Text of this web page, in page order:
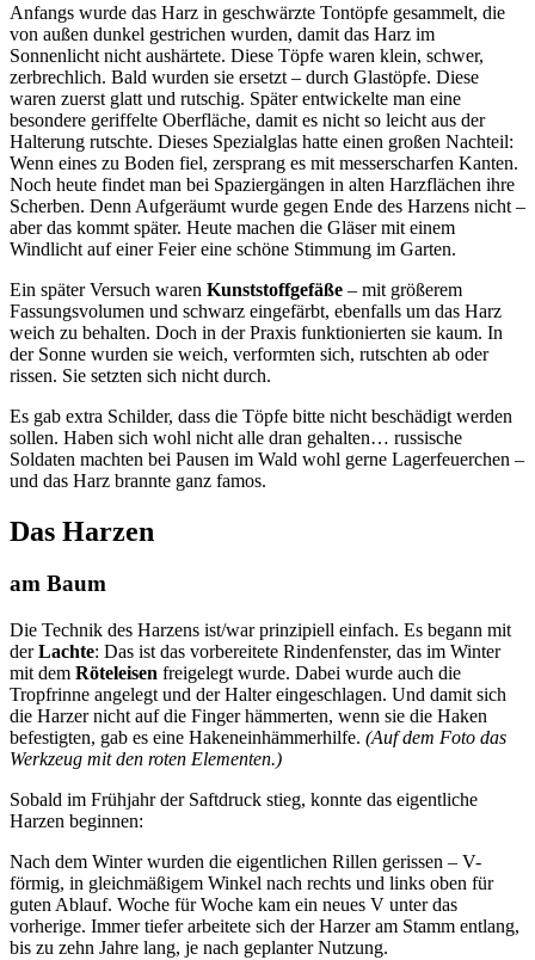
Anfangs wurde das Harz in geschwärzte Tontöpfe gesammelt, die
von außen dunkel gestrichen wurden, damit das Harz im
Sonnenlicht nicht aushärtete. Diese Töpfe waren klein, schwer,
zerbrechlich. Bald wurden sie ersetzt – durch Glastöpfe. Diese
waren zuerst glatt und rutschig. Später entwickelte man eine
besondere geriffelte Oberfläche, damit es nicht so leicht aus der
Halterung rutschte. Dieses Spezialglas hatte einen großen Nachteil:
Wenn eines zu Boden fiel, zersprang es mit messerscharfen Kanten.
Noch heute findet man bei Spaziergängen in alten Harzflächen ihre
Scherben. Denn Aufgeräumt wurde gegen Ende des Harzens nicht –
aber das kommt später. Heute machen die Gläser mit einem
Windlicht auf einer Feier eine schöne Stimmung im Garten.
Ein später Versuch waren Kunststoffgefäße – mit größerem
Fassungsvolumen und schwarz eingefärbt, ebenfalls um das Harz
weich zu behalten. Doch in der Praxis funktionierten sie kaum. In
der Sonne wurden sie weich, verformten sich, rutschten ab oder
rissen. Sie setzten sich nicht durch.
Es gab extra Schilder, dass die Töpfe bitte nicht beschädigt werden
sollen. Haben sich wohl nicht alle dran gehalten… russische
Soldaten machten bei Pausen im Wald wohl gerne Lagerfeuerchen –
und das Harz brannte ganz famos.
Das Harzen
am Baum
Die Technik des Harzens ist/war prinzipiell einfach. Es begann mit
derLachte: Das ist das vorbereitete Rindenfenster, das im Winter
mit dem Röteleisen freigelegt wurde. Dabei wurde auch die
Tropfrinne angelegt und der Halter eingeschlagen. Und damit sich
die Harzer nicht auf die Finger hämmerten, wenn sie die Haken
befestigten, gab es eine Hakeneinhämmerhilfe. (Auf dem Foto das
Werkzeug mit den roten Elementen.)
Sobald im Frühjahr der Saftdruck stieg, konnte das eigentliche
Harzen beginnen:
Nach dem Winter wurden die eigentlichen Rillen gerissen – V-
förmig, in gleichmäßigem Winkel nach rechts und links oben für
guten Ablauf. Woche für Woche kam ein neues V unter das
vorherige. Immer tiefer arbeitete sich der Harzer am Stamm entlang,
bis zu zehn Jahre lang, je nach geplanter Nutzung.